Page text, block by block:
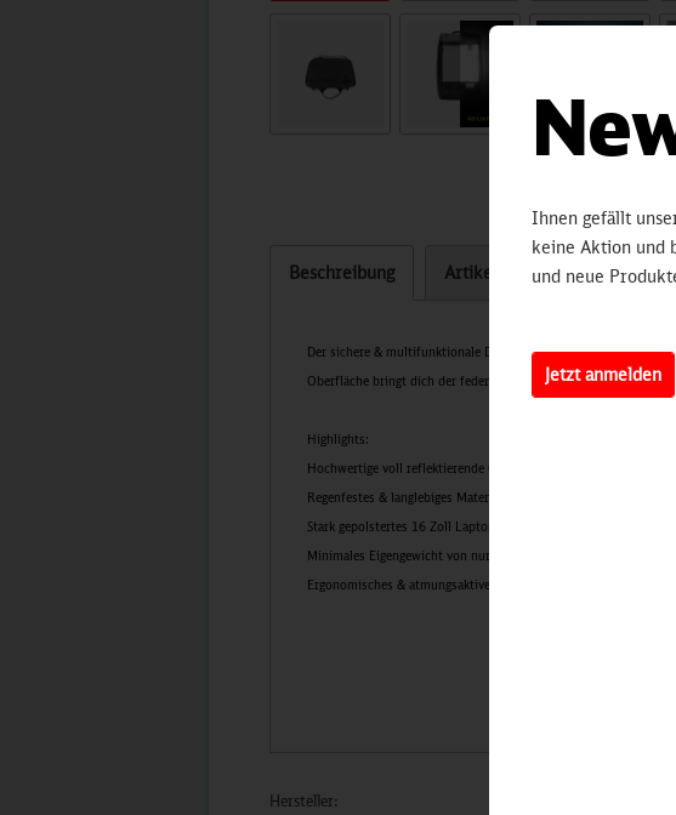
Beschreibung Artikel bewerten
Der sichere & multifunktionale Daybag von OAK25 ist der
Oberfläche bringt dich der federleichte und kompakte Daybag
Highlights:
Hochwertige voll reflektierende Oberfläche
Regenfestes & langlebiges Material
Stark gepolstertes 16 Zoll Laptop Fach
Minimales Eigengewicht von nur 0,8 Kg
Ergonomisches & atmungsaktives Trägersystem
Hersteller:
Ihnen gefällt
keine Aktion und
und neue
Jetzt anmelden